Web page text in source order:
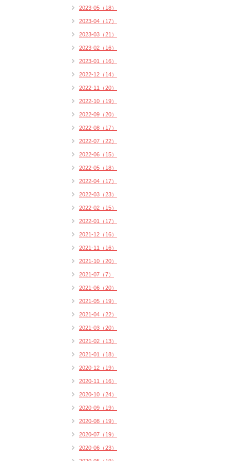
2023-05（18）
2023-04（17）
2023-03（21）
2023-02（16）
2023-01（16）
2022-12（14）
2022-11（20）
2022-10（19）
2022-09（20）
2022-08（17）
2022-07（22）
2022-06（15）
2022-05（18）
2022-04（17）
2022-03（23）
2022-02（15）
2022-01（17）
2021-12（16）
2021-11（16）
2021-10（20）
2021-07（7）
2021-06（20）
2021-05（19）
2021-04（22）
2021-03（20）
2021-02（13）
2021-01（18）
2020-12（19）
2020-11（16）
2020-10（24）
2020-09（19）
2020-08（19）
2020-07（19）
2020-06（23）